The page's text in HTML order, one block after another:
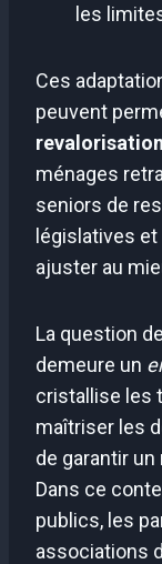
les
Ces
peuvent
ménages
seniors de
législatives
ajuster au
La question
demeure un
cristallise les
maîtriser les
de garantir
Dans ce
publics, les
associations